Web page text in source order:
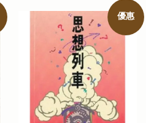
優惠